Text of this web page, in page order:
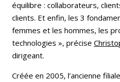
équilibre : collaborateurs,
clients. Et enfin, les 3
femmes et les hommes, les
technologies », précise
dirigeant.
Créée en 2005, l’ancienne